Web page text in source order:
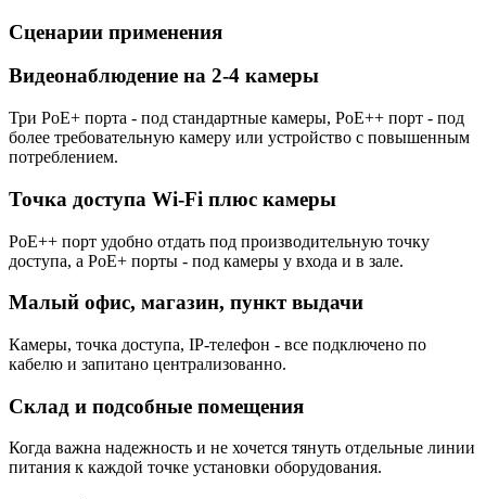
Сценарии применения
Видеонаблюдение на 2-4 камеры
Три PoE+ порта - под стандартные камеры, PoE++ порт - под
более требовательную камеру или устройство с повышенным
потреблением.
Точка доступа Wi-Fi плюс камеры
PoE++ порт удобно отдать под производительную точку
доступа, а PoE+ порты - под камеры у входа и в зале.
Малый офис, магазин, пункт выдачи
Камеры, точка доступа, IP-телефон - все подключено по
кабелю и запитано централизованно.
Склад и подсобные помещения
Когда важна надежность и не хочется тянуть отдельные линии
питания к каждой точке установки оборудования.